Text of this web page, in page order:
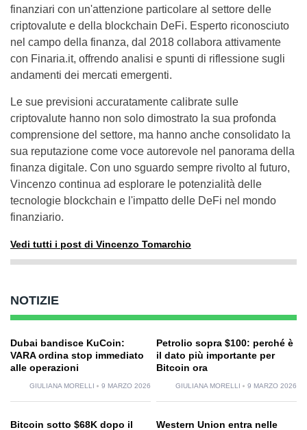
finanziari con un'attenzione particolare al settore delle
criptovalute e della blockchain DeFi. Esperto riconosciuto
nel campo della finanza, dal 2018 collabora attivamente
con Finaria.it, offrendo analisi e spunti di riflessione sugli
andamenti dei mercati emergenti.
Le sue previsioni accuratamente calibrate sulle
criptovalute hanno non solo dimostrato la sua profonda
comprensione del settore, ma hanno anche consolidato la
sua reputazione come voce autorevole nel panorama della
finanza digitale. Con uno sguardo sempre rivolto al futuro,
Vincenzo continua ad esplorare le potenzialità delle
tecnologie blockchain e l'impatto delle DeFi nel mondo
finanziario.
Vedi tutti i post di Vincenzo Tomarchio
NOTIZIE
Dubai bandisce KuCoin:
VARA ordina stop immediato
alle operazioni
GIULIANA MORELLI 9 MARZO 2026
Petrolio sopra $100: perché è
il dato più importante per
Bitcoin ora
GIULIANA MORELLI 9 MARZO 2026
Bitcoin sotto $68K dopo il
Western Union entra nelle